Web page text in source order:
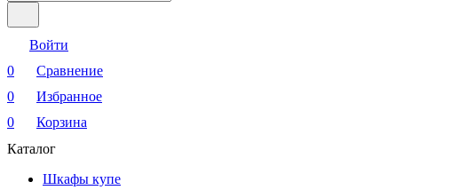
Войти
0
Сравнение
0
Избранное
0
Корзина
Каталог
Шкафы купе